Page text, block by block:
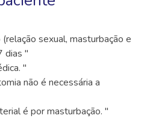
sexual, masturbação e
dias "
"
não é necessária a
é por masturbação. "